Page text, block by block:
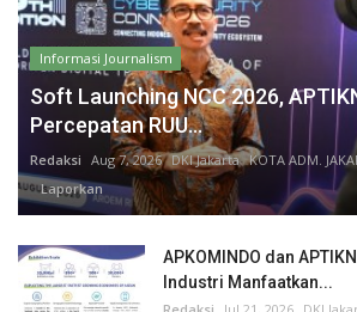
Informasi Journalism
Soft Launching NCC 2026,
Percepatan RUU...
Redaksi Aug 7, 2026 DKI Jakarta KOTA ADM.
Laporkan
APKOMINDO dan
Industri Manfaatkan...